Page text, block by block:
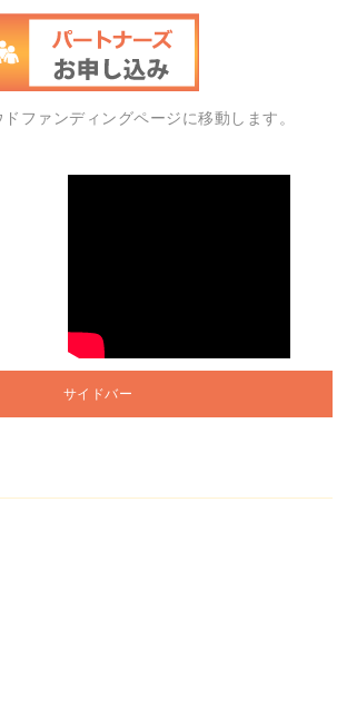
ファンディングページに移動します。
サイドバー